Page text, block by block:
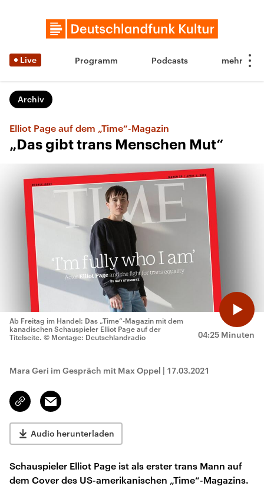
Live Programm Podcasts
Archiv
Elliot Page auf dem „Time“-Magazin
„Das gibt trans Menschen Mut“
04:25 Minuten
Ab Freitag im Handel: Das „Time“-Magazin mit dem
kanadischen Schauspieler Elliot Page auf der
Titelseite. © Montage: Deutschlandradio
Mara Geri im Gespräch mit Max Oppel | 17.03.2021
Link
kopieren/teilen
Email
Audio herunterladen
Schauspieler Elliot Page ist als erster trans Mann auf
dem Cover des US-amerikanischen „Time“-Magazins.